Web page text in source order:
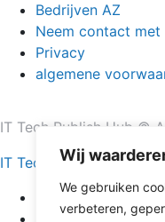
Wij
We gebruiken
verbeteren,
Bedrijven AZ
Neem contact met
Privacy
algemene
IT Tech Publish Hub ©
IT Tech Publish Hub
Thuis